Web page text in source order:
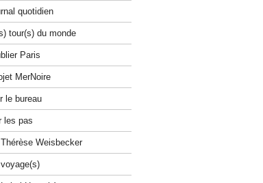
quotidien
tour(s) du monde
Paris
MerNoire
le bureau
les pas
Weisbecker